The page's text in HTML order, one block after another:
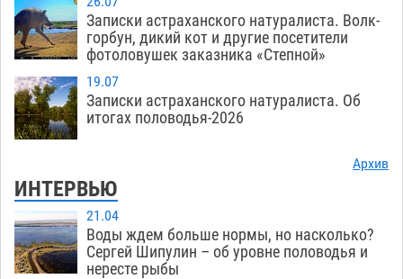
Записки астраханского натуралиста. Волк-
горбун, дикий кот и другие посетители
фотоловушек заказника «Степной»
19.07
Записки астраханского натуралиста. Об
итогах половодья-2026
Архив
ИНТЕРВЬЮ
21.04
Воды ждем больше нормы, но насколько?
Сергей Шипулин – об уровне половодья и
нересте рыбы